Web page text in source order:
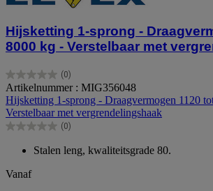
Hijsketting 1-sprong -
8000 kg - Verstelbaar met
(0)
0.0
van
de
5
sterren.
Artikelnummer : MIG356048
Hijsketting 1-sprong - Draagvermogen 1120
Verstelbaar met vergrendelingshaak
(0)
0.0
5
Stalen leng, kwaliteitsgrade 80.
Vanaf